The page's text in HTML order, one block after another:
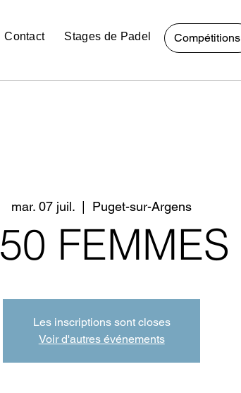
Contact Stages de Padel Compétitions
mar. 07 juil. Puget-sur-Argens
FEMMES
Les inscriptions sont closes
Voir d'autres événements